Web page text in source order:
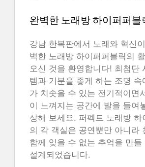
완벽한 노래방 하이퍼퍼블
강남 한복판에서 노래와 혁신
벽한 노래방 하이퍼퍼블릭의
오신 것을 환영합니다! 최첨단
템과 기분을 좋게 하는 조명 속
가 치솟을 수 있는 전기적이면
이 느껴지는 공간에 발을 들여
상해 보세요. 퍼펙트 노래방 하
의 각 객실은 공연뿐만 아니라
함께 잊을 수 없는 추억을 만들
설계되었습니다.